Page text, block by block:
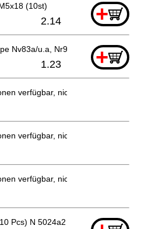
(10st) +
2.14
Nv83a/u.a, Nr90aa +
1.23
verfügbar, nicht bestellbar
verfügbar, nicht bestellbar
verfügbar, nicht bestellbar
Pcs) N 5024a2